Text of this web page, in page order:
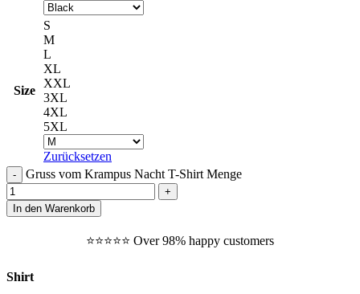
Size
S
M
L
XL
XXL
3XL
4XL
5XL
Zurücksetzen
Gruss vom Krampus Nacht T-Shirt Menge
In den Warenkorb
⭐️⭐️⭐️⭐️⭐️ Over 98% happy customers
Shirt